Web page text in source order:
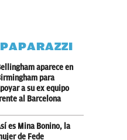
aparece en
para
a su ex equipo
al Barcelona
es Mina Bonino, la
de Fede